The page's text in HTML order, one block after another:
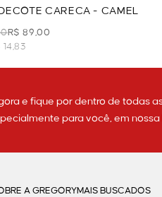
CARECA - CAMEL
R$ 89,00
e fique por dentro de todas
para você, em nossa
A GREGORYMAIS BUSCADOS